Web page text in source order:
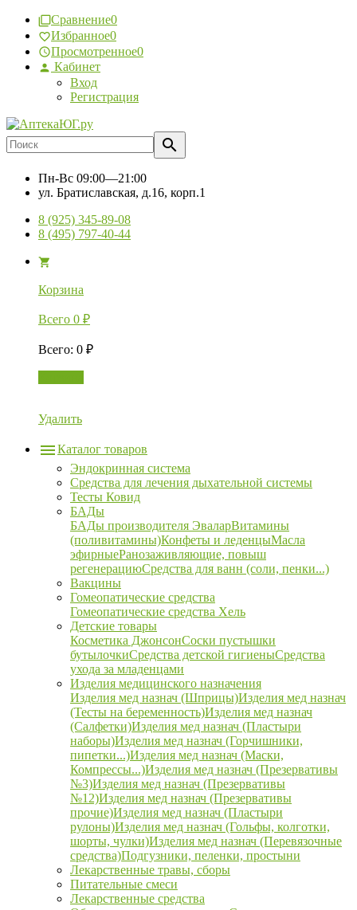
Сравнение0
Избранное0
Просмотренное0
Кабинет
Вход
Регистрация
Пн-Вс 09:00—21:00
ул. Братиславская, д.16, корп.1
8 (925) 345-89-08
8 (495) 797-40-44
Корзина
Всего 0 ₽
Всего: 0 ₽
Удалить
Каталог товаров
Эндокринная система
Средства для лечения дыхательной системы
Тесты Ковид
БАДы
БАДы производителя ЭваларВитамины
(поливитамины)Конфеты и леденцыМасла
эфирныеРанозаживляющие, повыш
регенерациюСредства для ванн (соли, пенки...)
Вакцины
Гомеопатические средства
Гомеопатические средства Хель
Детские товары
Косметика ДжонсонСоски пустышки
бутылочкиСредства детской гигиеныСредства
ухода за младенцами
Изделия медицинского назначения
Изделия мед назнач (Шприцы)Изделия мед назнач
(Тесты на беременность)Изделия мед назнач
(Салфетки)Изделия мед назнач (Пластыри
наборы)Изделия мед назнач (Горчишники,
пипетки...)Изделия мед назнач (Маски,
Компрессы...)Изделия мед назнач (Презервативы
№3)Изделия мед назнач (Презервативы
№12)Изделия мед назнач (Презервативы
прочие)Изделия мед назнач (Пластыри
рулоны)Изделия мед назнач (Гольфы, колготки,
шорты, чулки)Изделия мед назнач (Перевязочные
средства)Подгузники, пеленки, простыни
Лекарственные травы, сборы
Питательные смеси
Лекарственные средства